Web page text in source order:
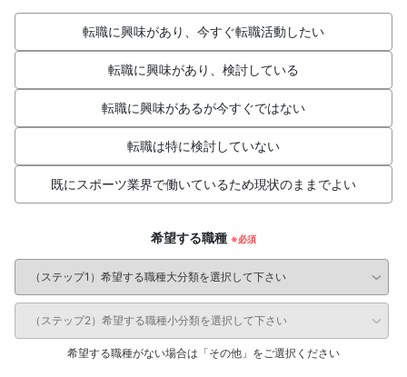
転職に興味があり、今すぐ転職活動したい
転職に興味があり、検討している
転職に興味があるが今すぐではない
転職は特に検討していない
既にスポーツ業界で働いているため現状のままでよい
希望する職種
希望する職種がない場合は「その他」をご選択ください